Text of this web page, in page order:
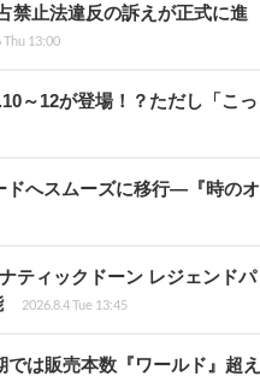
禁止法違反の訴えが正式に進
Thu 13:00
～12が登場！？ただし「こっ
ドへスムーズに移行―『時のオ
ティックドーン レジェンドパ
2026.8.4 Tue 13:45
は販売本数『ワールド』超え